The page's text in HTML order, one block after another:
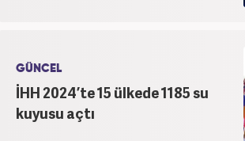
GÜNCEL
İHH 2024’te 15 ülkede 1185 su
kuyusu açtı